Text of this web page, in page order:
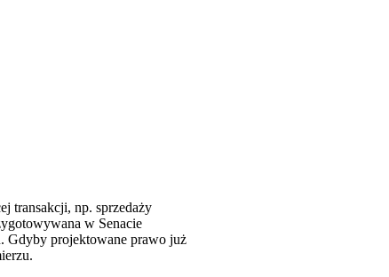
transakcji, np. sprzedaży
w Senacie
Gdyby projektowane prawo już